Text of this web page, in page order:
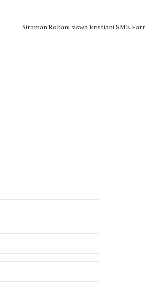
Siraman Rohani siswa kristiani SMK